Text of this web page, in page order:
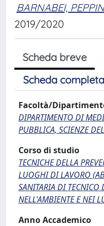
BARNABEI,
2019/2020
Scheda breve
Scheda
Facoltà/
DIPARTIMENTO DI
PUBBLICA, SCIENZE
Corso di studio
TECNICHE DELLA
LUOGHI DI LAVORO
SANITARIA DI TECNICO
NELL'AMBIENTE E NEI
Anno Accademico